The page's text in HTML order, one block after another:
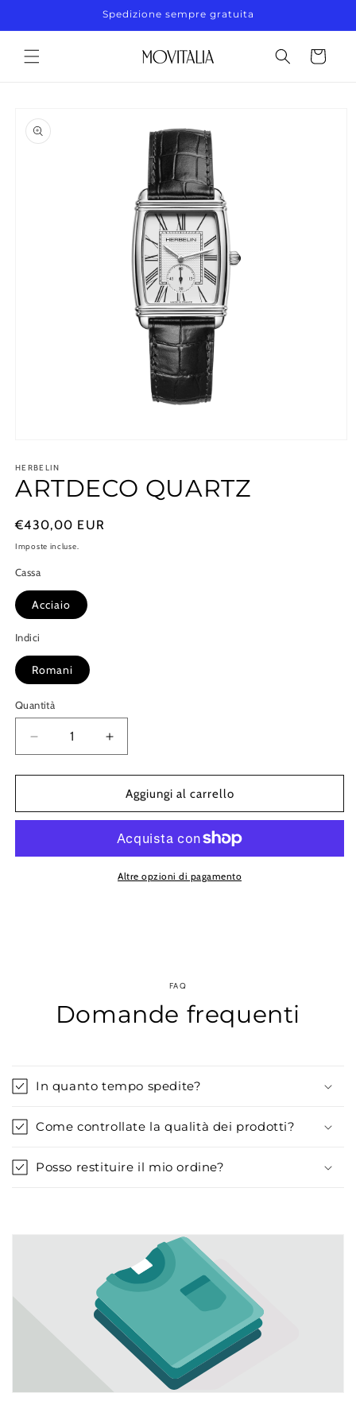
ai contenuti
Spedizione sempre gratuita
Carrello
informazioni
sul prodotto
multimediali
in
HERBELIN
ARTDECO QUARTZ
Prezzo
di
€430,00 EUR
Imposte incluse.
Cassa
Acciaio
Indici
Romani
Quantità
Diminuisci
quantità
per
QUARTZ
Aumenta
quantità
per
ARTDECO
QUARTZ
Aggiungi al carrello
Altre opzioni di pagamento
FAQ
Domande frequenti
In quanto tempo spedite?
Come controllate la qualità dei prodotti?
Posso restituire il mio ordine?